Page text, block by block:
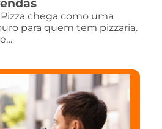
chega como uma
para quem tem pizzaria.